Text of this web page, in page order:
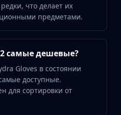
что делает их
предметами.
самые дешевые?
Gloves в состоянии
доступные.
для сортировки от